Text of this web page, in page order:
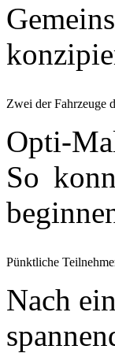
Zwei der Fahrzeuge
Opti-
So
Pünktliche
Nach